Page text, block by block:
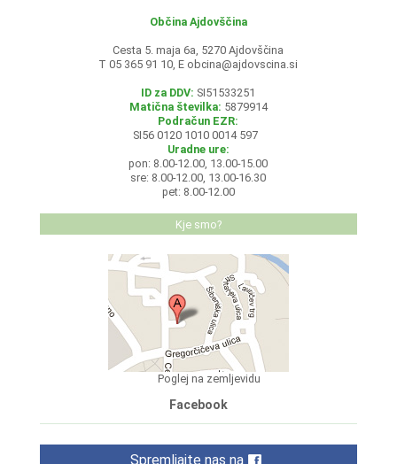
Občina Ajdovščina
Cesta 5. maja 6a, 5270 Ajdovščina
T 05 365 91 10, E obcina@ajdovscina.si
ID za DDV: SI51533251
Matična številka: 5879914
Podračun EZR:
SI56 0120 1010 0014 597
Uradne ure:
pon: 8.00-12.00, 13.00-15.00
sre: 8.00-12.00, 13.00-16.30
pet: 8.00-12.00
Kje smo?
Poglej na zemljevidu
Facebook
Spremljajte nas na